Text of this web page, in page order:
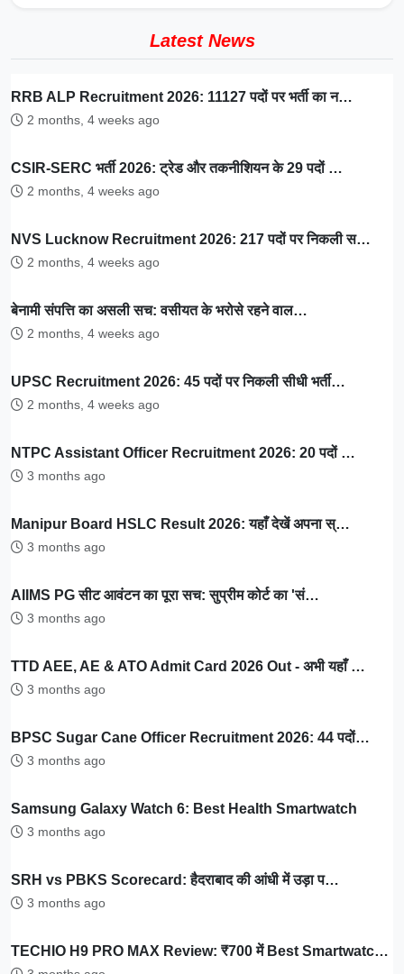
Latest News
RRB ALP Recruitment 2026: 11127 पदों पर भर्ती का न…
2 months, 4 weeks ago
CSIR-SERC भर्ती 2026: ट्रेड और तकनीशियन के 29 पदों …
2 months, 4 weeks ago
NVS Lucknow Recruitment 2026: 217 पदों पर निकली स…
2 months, 4 weeks ago
बेनामी संपत्ति का असली सच: वसीयत के भरोसे रहने वाल…
2 months, 4 weeks ago
UPSC Recruitment 2026: 45 पदों पर निकली सीधी भर्ती…
2 months, 4 weeks ago
NTPC Assistant Officer Recruitment 2026: 20 पदों …
3 months ago
Manipur Board HSLC Result 2026: यहाँ देखें अपना स्…
3 months ago
AIIMS PG सीट आवंटन का पूरा सच: सुप्रीम कोर्ट का 'सं…
3 months ago
TTD AEE, AE & ATO Admit Card 2026 Out - अभी यहाँ …
3 months ago
BPSC Sugar Cane Officer Recruitment 2026: 44 पदों…
3 months ago
Samsung Galaxy Watch 6: Best Health Smartwatch
3 months ago
SRH vs PBKS Scorecard: हैदराबाद की आंधी में उड़ा प…
3 months ago
TECHIO H9 PRO MAX Review: ₹700 में Best Smartwatc…